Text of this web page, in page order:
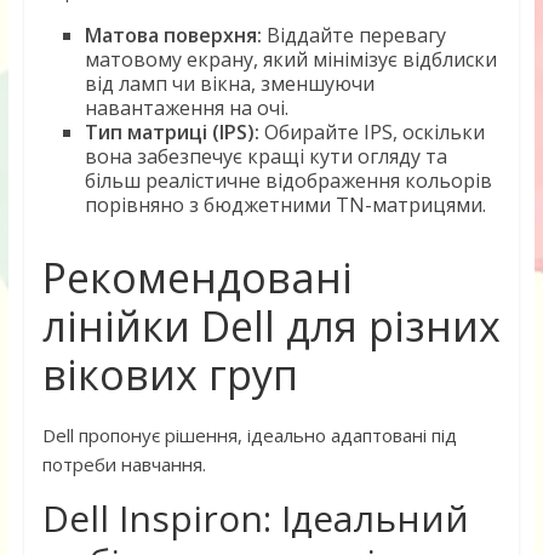
Матова поверхня: Віддайте перевагу
матовому екрану, який мінімізує відблиски
від ламп чи вікна, зменшуючи
навантаження на очі.
Тип матриці (IPS): Обирайте IPS, оскільки
вона забезпечує кращі кути огляду та
більш реалістичне відображення кольорів
порівняно з бюджетними TN-матрицями.
Рекомендовані
лінійки Dell для різних
вікових груп
Dell пропонує рішення, ідеально адаптовані під
потреби навчання.
Dell Inspiron: Ідеальний